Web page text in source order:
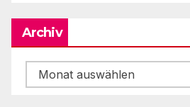
Archiv
Archiv